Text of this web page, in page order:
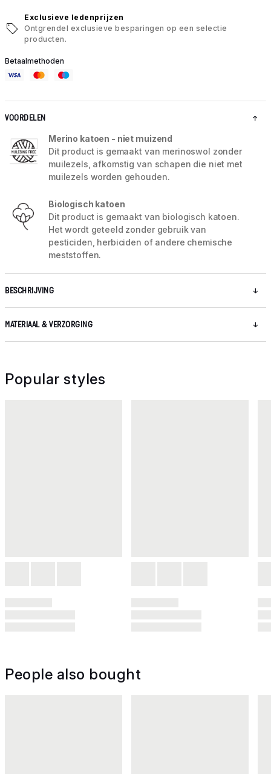
Exclusieve ledenprijzen
Ontgrendel exclusieve besparingen op een selectie
producten.
Betaalmethoden
VOORDELEN
Merino katoen - niet muizend
Dit product is gemaakt van merinoswol zonder
muilezels, afkomstig van schapen die niet met
muilezels worden gehouden.
Biologisch katoen
Dit product is gemaakt van biologisch katoen.
Het wordt geteeld zonder gebruik van
pesticiden, herbiciden of andere chemische
meststoffen.
BESCHRIJVING
MATERIAAL & VERZORGING
Popular styles
People also bought